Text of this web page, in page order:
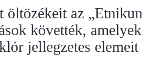
öltözékeit az
követték,
jellegzetes